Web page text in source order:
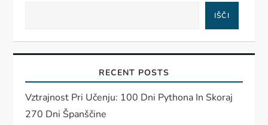
IŠČI
RECENT POSTS
Vztrajnost Pri Učenju: 100 Dni Pythona In Skoraj
270 Dni Španščine